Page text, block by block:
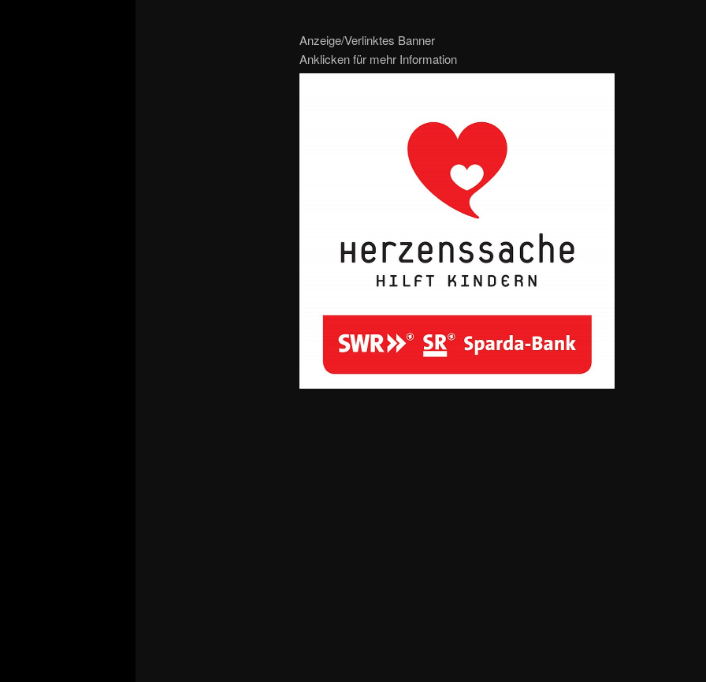
Anzeige/Verlinktes Banner
Anklicken für mehr Information